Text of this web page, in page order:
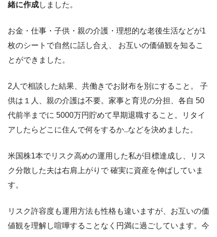
緒に作成しました。
お金・仕事・子供・親の介護・理想的な老後生活などが1
枚のシートで自然に話し合え、 お互いの価値観を知るこ
とができました。
2人で相談した結果、共働きでお財布を別にすること。 子
供は１人、親の介護は不要。家事と育児の分担、各自 50
代前半までに 5000万円貯めて早期退職すること。リタイ
アしたらどこに住んで何をするか..などを決めました。
米国株1本でリスク高めの運用した私が目標達成し、リス
ク分散した夫は右肩上がりで 確実に資産を伸ばしていま
す。
リスク許容度も運用方法も性格も違いますが、お互いの価
値観を理解し喧嘩することなく円満に過ごしています。今